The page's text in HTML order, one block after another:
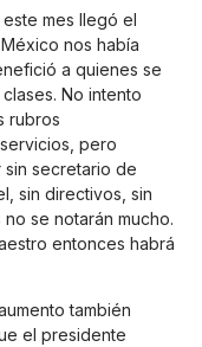
mes llegó el
nos había
a quienes se
No intento
rubros
pero
secretario de
sin directivos, sin
se notarán mucho.
entonces habrá
también
el presidente